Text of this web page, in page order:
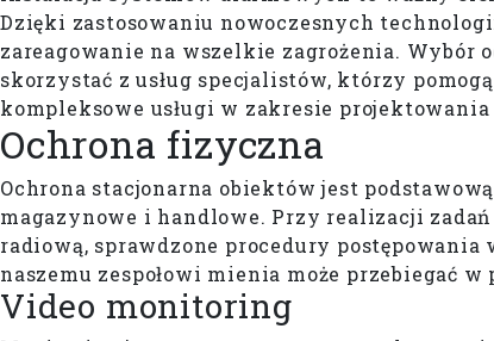
Dzięki zastosowaniu nowoczesnych
zareagowanie na wszelkie zagrożenia. Wybór
skorzystać z usług specjalistów, którzy
kompleksowe usługi w zakresie
Ochrona fizyczna
Ochrona stacjonarna obiektów jest
magazynowe i handlowe. Przy realizacji
radiową, sprawdzone procedury
naszemu zespołowi mienia może przebiegać
Video monitoring